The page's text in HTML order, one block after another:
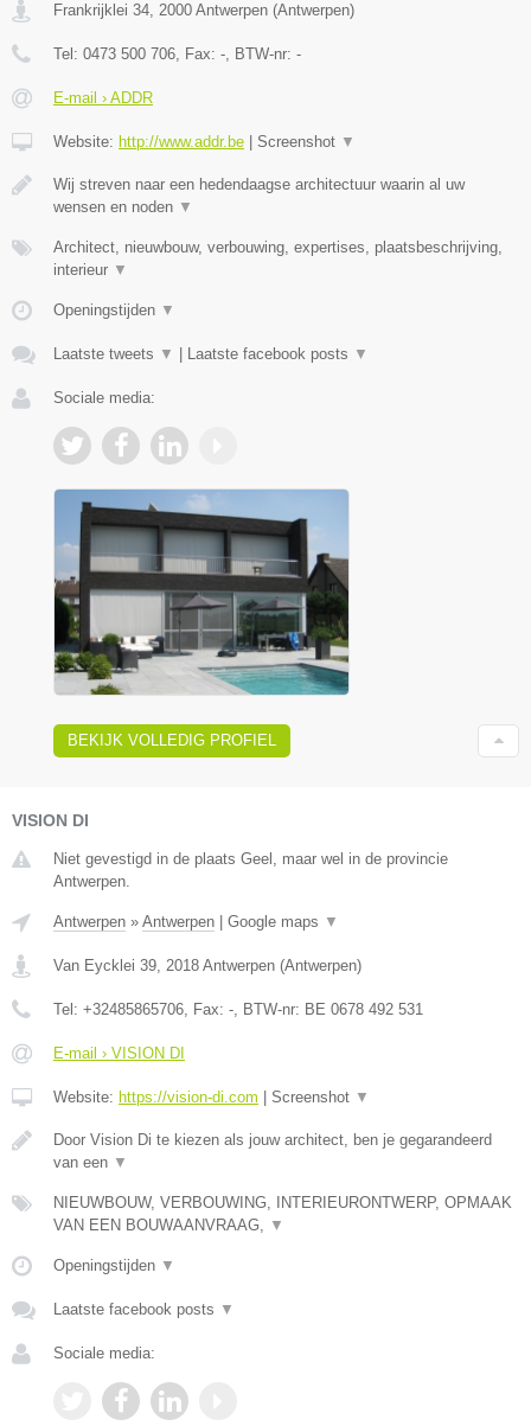
Frankrijklei 34, 2000 Antwerpen (Antwerpen)
Tel: 0473 500 706, Fax: -, BTW-nr: -
E-mail › ADDR
Website: http://www.addr.be Screenshot ▼
Wij streven naar een hedendaagse architectuur waarin al uw
wensen en noden ▼
Architect, nieuwbouw, verbouwing, expertises, plaatsbeschrijving,
interieur ▼
Openingstijden ▼
Laatste tweets ▼ Laatste facebook posts ▼
Sociale media:
BEKIJK VOLLEDIG PROFIEL
VISION DI
Niet gevestigd in de plaats Geel, maar wel in de provincie
Antwerpen.
Antwerpen » Antwerpen Google maps ▼
Van Eycklei 39 2018 Antwerpen (Antwerpen)
Tel: +32485865706 , Fax: - , BTW-nr: BE 0678 492 531
E-mail › VISION DI
Website: https://vision-di.com Screenshot ▼
Door Vision Di te kiezen als jouw architect, ben je gegarandeerd
van een ▼
NIEUWBOUW, VERBOUWING, INTERIEURONTWERP, OPMAAK
VAN EEN BOUWAANVRAAG,
▼
Openingstijden ▼
Laatste facebook posts ▼
Sociale media: